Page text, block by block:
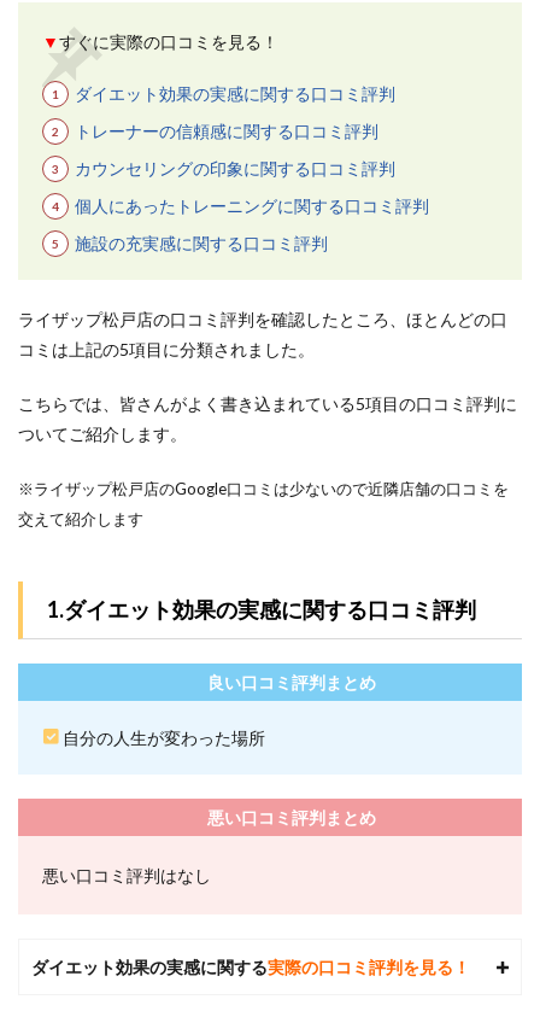
3.3
3.コー
ス代
金の
全額
返金
制度
入し
てい
る
4.無料
カウ
ンセ
グを
活用
する
3.5
5.無料
レン
豊富
で通
いや
すい
4
ザッ
金プ
4.2
▼すぐに実際の口コミを見る！
ダイエット効果の実感に関する口コミ評判
トレーナーの信頼感に関する口コミ評判
カウンセリングの印象に関する口コミ評判
個人にあったトレーニングに関する口コミ評判
施設の充実感に関する口コミ評判
ライザップ松戸店の口コミ評判を確認したところ、ほとんどの口
コミは上記の5項目に分類されました。
こちらでは、皆さんがよく書き込まれている5項目の口コミ評判に
ついてご紹介します。
※ライザップ松戸店のGoogle口コミは少ないので近隣店舗の口コミを
交えて紹介します
1.ダイエット効果の実感に関する口コミ評判
良い口コミ評判まとめ
自分の人生が変わった場所
悪い口コミ評判まとめ
悪い口コミ評判はなし
ダイエット効果の実感に関する実際の口コミ評判を見る！